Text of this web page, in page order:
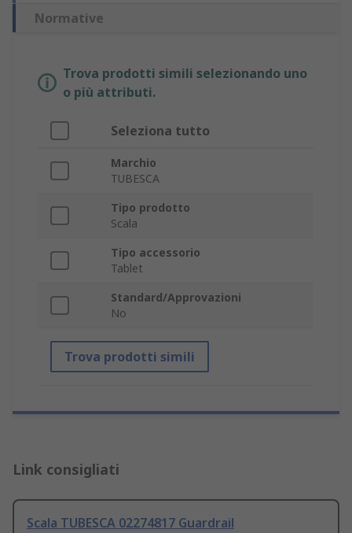
Normative
Trova prodotti simili selezionando uno
o più attributi.
Seleziona tutto
Marchio
TUBESCA
Tipo prodotto
Scala
Tipo accessorio
Tablet
Standard/Approvazioni
No
Trova prodotti simili
Link consigliati
Scala TUBESCA 02274817 Guardrail